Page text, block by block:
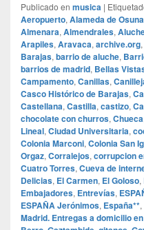
Publicado en musica |
Aeropuerto, Alameda de Osuna
Almenara, Almendrales,
Arapiles, Aravaca, archive.org,
Barajas, barrio de aluche,
barrios de madrid, Bellas
Campamento, Canillas,
Casco Histórico de Barajas,
Castellana, Castilla, castizo,
chocolate con churros, Chueca
Lineal, Ciudad Universitaria,
Colonia Marconi, Colonia San
Orgaz, Corralejos, corrupcion
Cuatro Torres, Cueva de
Delicias, El Carmen, El Goloso,
Embajadores, Entrevías,
ESPAÑA Jerónimos, España**,
Madrid. Entregas a domicilio